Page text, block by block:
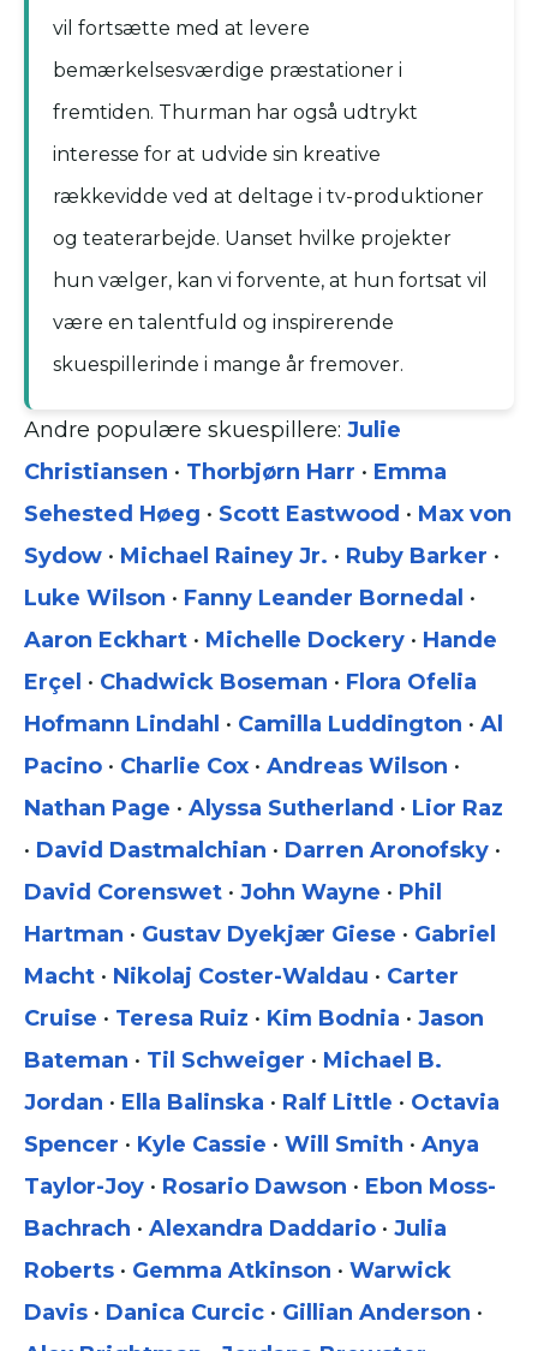
vil fortsætte med at levere
bemærkelsesværdige præstationer i
fremtiden. Thurman har også udtrykt
interesse for at udvide sin kreative
rækkevidde ved at deltage i tv-produktioner
og teaterarbejde. Uanset hvilke projekter
hun vælger, kan vi forvente, at hun fortsat vil
være en talentfuld og inspirerende
skuespillerinde i mange år fremover.
Andre populære skuespillere: Julie
Christiansen • Thorbjørn Harr • Emma
Sehested Høeg • Scott Eastwood • Max von
Sydow • Michael Rainey Jr. • Ruby Barker •
Luke Wilson • Fanny Leander Bornedal •
Aaron Eckhart • Michelle Dockery • Hande
Erçel • Chadwick Boseman • Flora Ofelia
Hofmann Lindahl • Camilla Luddington • Al
Pacino • Charlie Cox • Andreas Wilson •
Nathan Page • Alyssa Sutherland • Lior Raz
• David Dastmalchian • Darren Aronofsky •
David Corenswet • John Wayne • Phil
Hartman • Gustav Dyekjær Giese • Gabriel
Macht • Nikolaj Coster-Waldau • Carter
Cruise • Teresa Ruiz • Kim Bodnia • Jason
Bateman • Til Schweiger • Michael B.
Jordan • Ella Balinska • Ralf Little • Octavia
Spencer • Kyle Cassie • Will Smith • Anya
Taylor-Joy • Rosario Dawson • Ebon Moss-
Bachrach • Alexandra Daddario • Julia
Roberts • Gemma Atkinson • Warwick
Davis • Danica Curcic • Gillian Anderson •